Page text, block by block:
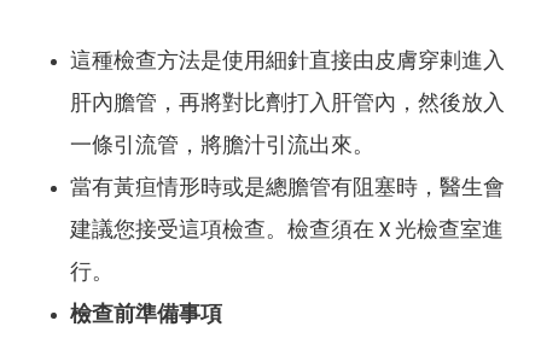
這種檢查方法是使用細針直接由皮膚穿剌進入
肝內膽管，再將對比劑打入肝管內，然後放入
一條引流管，將膽汁引流出來。
當有黃疸情形時或是總膽管有阻塞時，醫生會
建議您接受這項檢查。檢查須在 X 光檢查室進
行。
檢查前準備事項